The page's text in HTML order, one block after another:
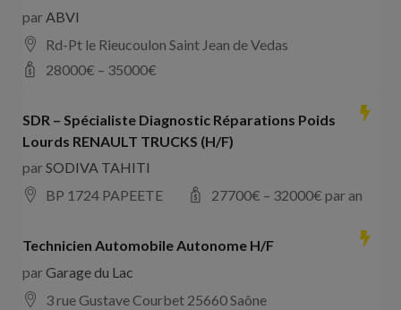
parABVI
Rd-Pt le Rieucoulon Saint Jean de Vedas
28000€ – 35000€
SDR – Spécialiste Diagnostic Réparations Poids
Lourds RENAULT TRUCKS (H/F)
parSODIVA TAHITI
BP 1724 PAPEETE
27700€ – 32000€ par an
Technicien Automobile Autonome H/F
parGarage du Lac
3 rue Gustave Courbet 25660 Saône